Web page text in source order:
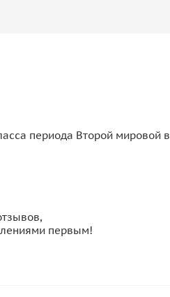
периода Второй мировой
первым!